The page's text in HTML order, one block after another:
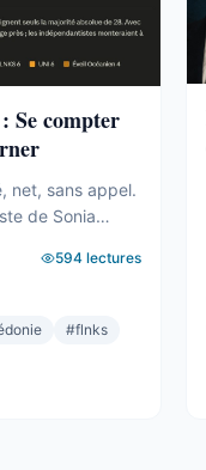
Se compter
net, sans appel.
de Sonia
dure
de la carte.
594 lectures
#flnks